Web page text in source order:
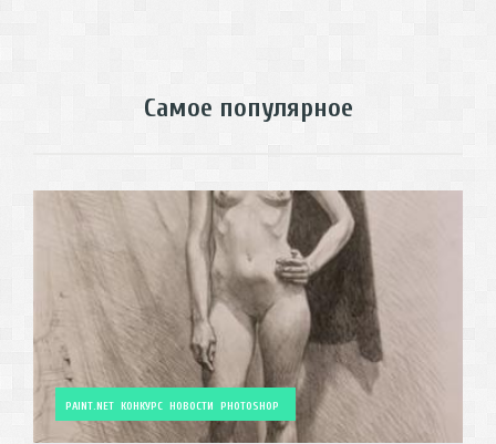
Самое популярное
PAINT.NET КОНКУРС НОВОСТИ PHOTOSHOP